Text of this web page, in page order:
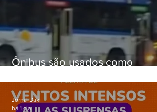
Ônibus são usados como
Gardênia Azul
Jornal Daki
há 1 dia